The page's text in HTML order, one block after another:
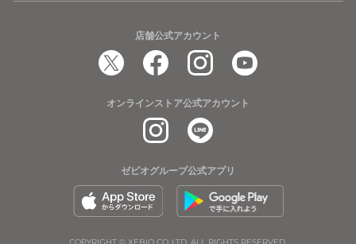
店舗公式アカウント
オンラインストア公式アカウント
ゼビオグループ公式アプリ